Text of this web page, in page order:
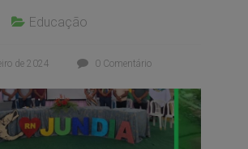
Educação
de 2024 0 Comentário